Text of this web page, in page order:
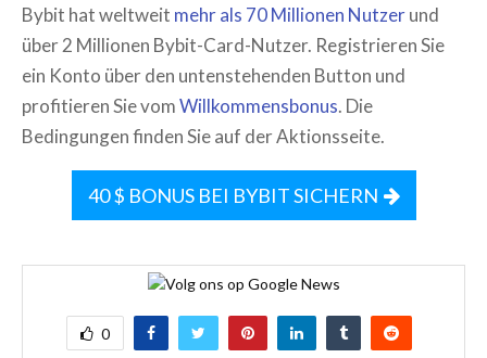
Bybit hat weltweit mehr als 70 Millionen Nutzerund
über 2 Millionen Bybit-Card-Nutzer. Registrieren Sie
ein Konto über den untenstehenden Button und
profitieren Sie vomWillkommensbonus. Die
Bedingungen finden Sie auf der Aktionsseite.
40 $ BONUS BEI BYBIT SICHERN
0